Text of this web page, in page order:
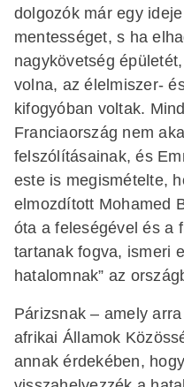
dolgozók már egy
mentességet, s ha
nagykövetség
volna, az élelmiszer-
kifogyóban voltak.
Franciaország nem
felszólításainak, és
este is megismételte,
elmozdított Mohamed
óta a feleségével és a
tartanak fogva, ismeri
hatalomnak” az
Párizsnak – amely
afrikai Államok
annak érdekében,